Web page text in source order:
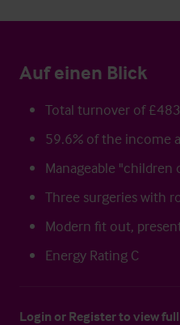
Auf einen Blick
Total turnover of
59.6% of the income
Manageable
Three surgeries with
Modern fit out,
Energy Rating C
Login or Registerto view